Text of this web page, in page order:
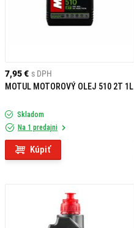
7,95 € s DPH
MOTUL MOTOROVÝ OLEJ 510 2T 1L
Skladom
Na 1 predajni
Kúpiť